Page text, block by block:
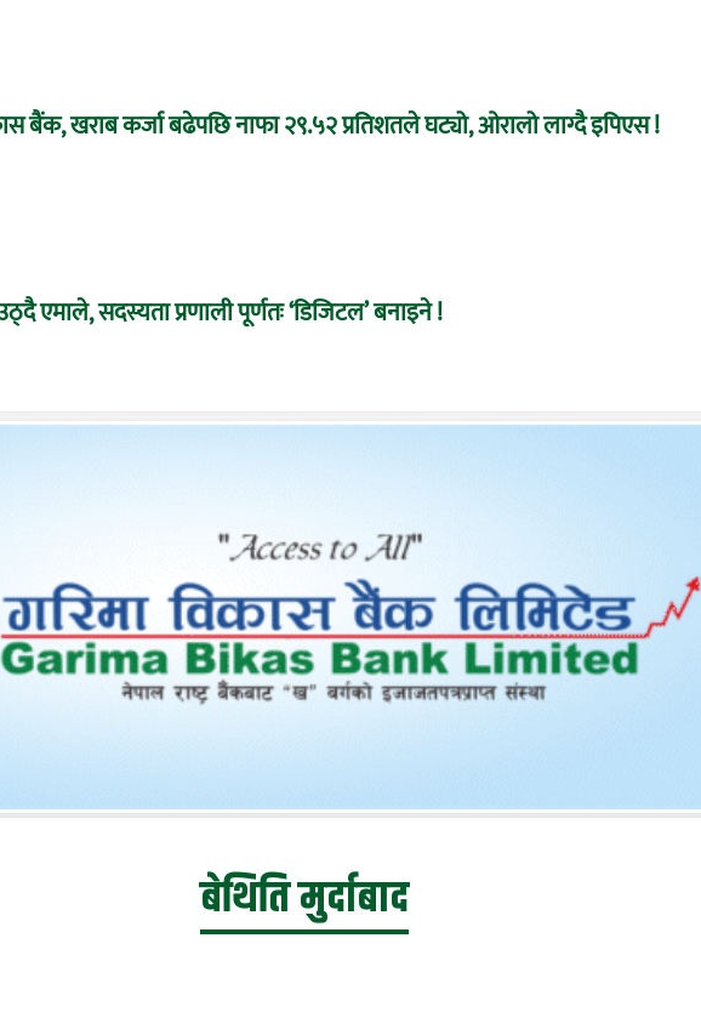
बैंक, खराब कर्जा बढेपछि नाफा २९.५२ प्रतिशतले घट्यो, ओरालो लाग्दै इपिएस !
उठ्दै एमाले, सदस्यता प्रणाली पूर्णतः ‘डिजिटल’ बनाइने !
बेथिति मुर्दाबाद